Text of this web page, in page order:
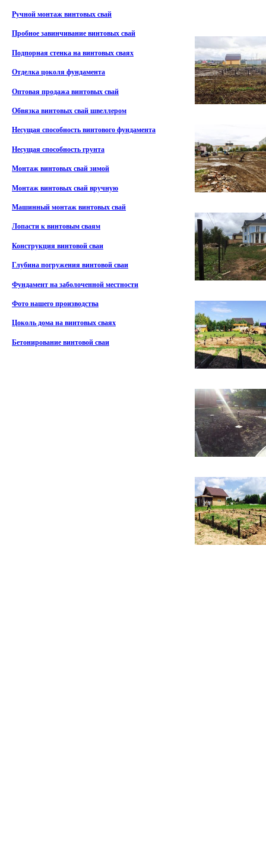
Ручной монтаж винтовых свай
Пробное завинчивание винтовых свай
Подпорная стенка на винтовых сваях
Отделка цоколя фундамента
Оптовая продажа винтовых свай
Обвязка винтовых свай швеллером
Несущая способность винтового фундамента
Несущая способность грунта
Монтаж винтовых свай зимой
Монтаж винтовых свай вручную
Машинный монтаж винтовых свай
Лопасти к винтовым сваям
Конструкция винтовой сваи
Глубина погружения винтовой сваи
Фундамент на заболоченной местности
Фото нашего производства
Цоколь дома на винтовых сваях
Бетонирование винтовой сваи